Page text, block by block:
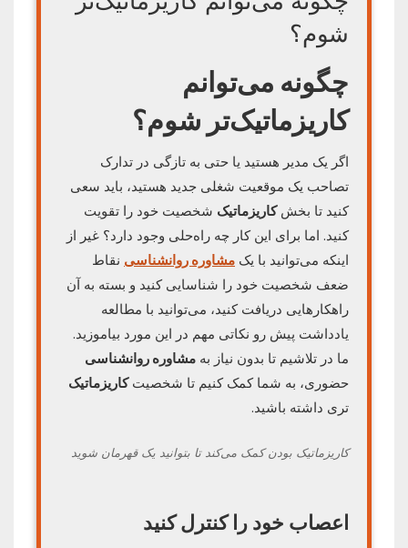
شوم؟
چگونه می‌توانم
کاریزماتیک‌تر شوم؟
اگر یک مدیر هستید یا حتی به تازگی در تدارک
تصاحب یک موقعیت شغلی جدید هستید، باید سعی
کنید تا بخشکاریزماتیک شخصیت خود را تقویت
کنید. اما برای این کار چه راه‌حلی وجود دارد؟ غیر از
اینکه می‌توانید با یک مشاوره روانشناسی نقاط
ضعف شخصیت خود را شناسایی کنید و بسته به آن
راهکارهایی دریافت کنید، می‌توانید با مطالعه
یادداشت پیش رو نکاتی مهم در این مورد بیاموزید.
ما در تلاشیم تا بدون نیاز به مشاوره روانشناسی
حضوری، به شما کمک کنیم تا شخصیتکاریزماتیک
تری داشته باشید.
کاریزماتیک بودن کمک می‌کند تا بتوانید یک قهرمان شوید
اعصاب خود را کنترل کنید